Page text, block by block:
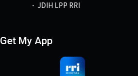
JDIH LPP RRI
Get My App